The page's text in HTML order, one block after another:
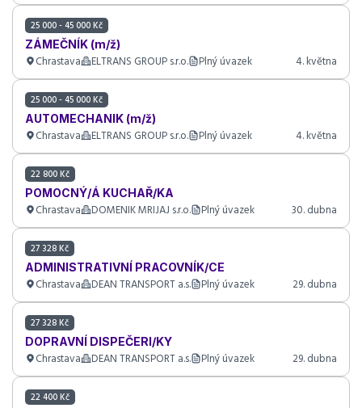
25 000 - 45 000 Kč
ZÁMEČNÍK (m/ž)
Chrastava ELTRANS GROUP s.r.o. Plný úvazek 4. května
25 000 - 45 000 Kč
AUTOMECHANIK (m/ž)
Chrastava ELTRANS GROUP s.r.o. Plný úvazek 4. května
22 800 Kč
POMOCNÝ/Á KUCHAŘ/KA
Chrastava DOMENIK MRIJAJ s.r.o. Plný úvazek 30. dubna
27 328 Kč
ADMINISTRATIVNÍ PRACOVNÍK/CE
Chrastava DEAN TRANSPORT a.s. Plný úvazek 29. dubna
27 328 Kč
DOPRAVNÍ DISPEČERI/KY
Chrastava DEAN TRANSPORT a.s. Plný úvazek 29. dubna
22 400 Kč